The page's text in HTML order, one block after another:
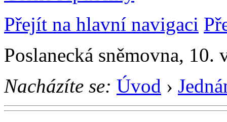
Přejít na hlavní navigaci
Poslanecká sněmovna,
Nacházíte se: Úvod ›